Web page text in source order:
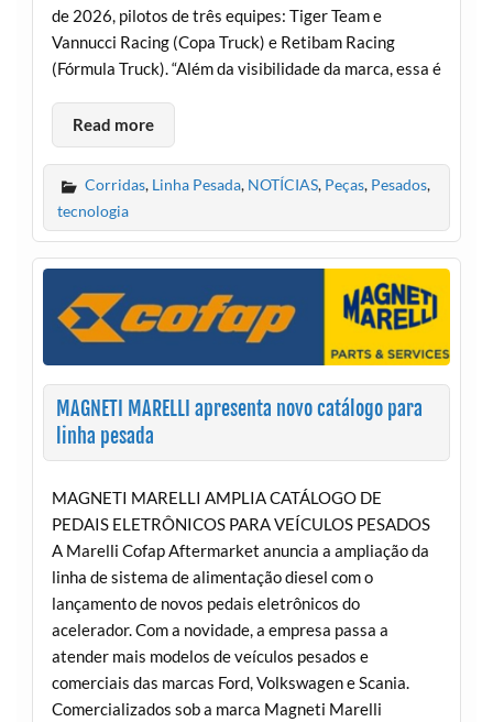
de 2026, pilotos de três equipes: Tiger Team e
Vannucci Racing (Copa Truck) e Retibam Racing
(Fórmula Truck). “Além da visibilidade da marca, essa é
Read more
Corridas, Linha Pesada, NOTÍCIAS, Peças, Pesados,
tecnologia
MAGNETI MARELLI apresenta novo catálogo para
linha pesada
MAGNETI MARELLI AMPLIA CATÁLOGO DE
PEDAIS ELETRÔNICOS PARA VEÍCULOS PESADOS
A Marelli Cofap Aftermarket anuncia a ampliação da
linha de sistema de alimentação diesel com o
lançamento de novos pedais eletrônicos do
acelerador. Com a novidade, a empresa passa a
atender mais modelos de veículos pesados e
comerciais das marcas Ford, Volkswagen e Scania.
Comercializados sob a marca Magneti Marelli